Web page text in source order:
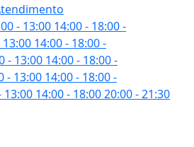
- 13:00 14:00 - 18:00-
13:00 14:00 - 18:00-
- 13:00 14:00 - 18:00-
- 13:00 14:00 - 18:00-
13:00 14:00 - 18:0020:00 - 21:30